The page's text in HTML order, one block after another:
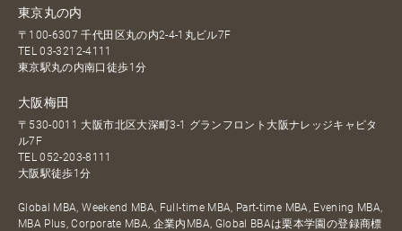
東京丸の内
〒100-6307 千代田区丸の内2-4-1丸ビル7F
TEL03-3212-4111
東京駅丸の内南口徒歩1分
大阪梅田
〒530-0011 大阪市北区大深町3-1 グランフロント大阪ナレッジキャピタ
ル7F
TEL052-203-8111
大阪駅徒歩1分
Global MBA, Weekend MBA, Full-time MBA, Part-time MBA, Evening MBA,
MBA Plus, Corporate MBA, 企業内MBA, Global BBAは栗本学園の登録商標